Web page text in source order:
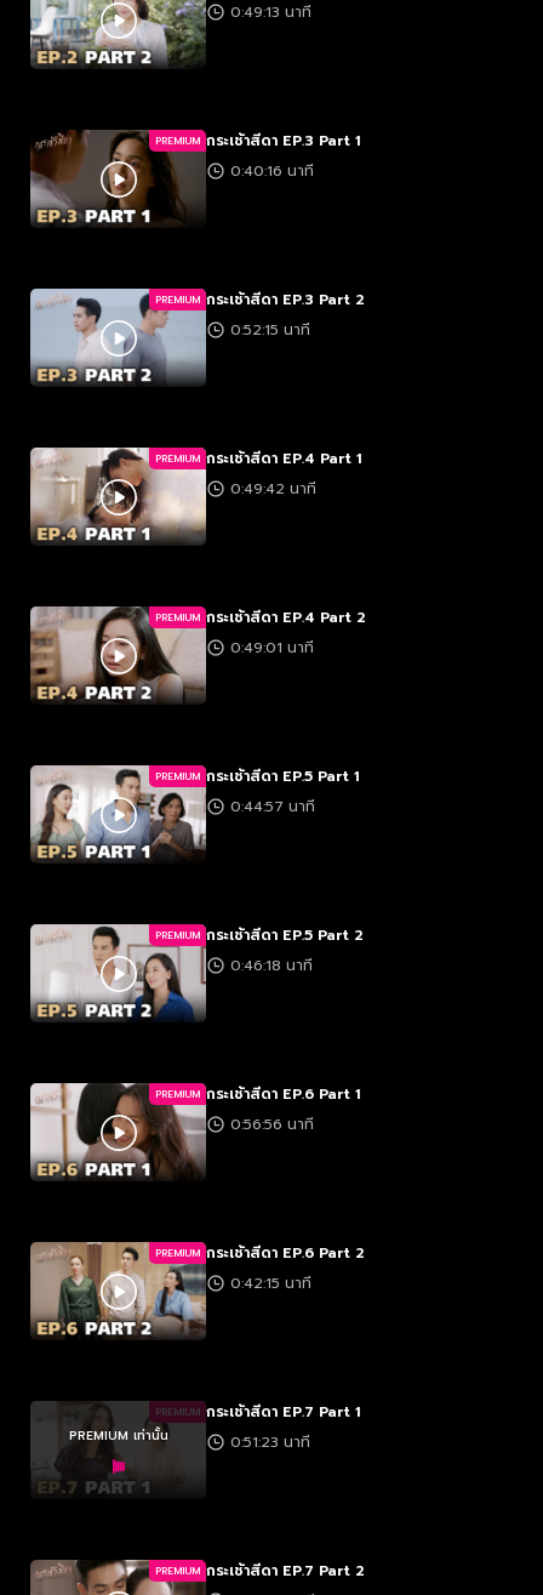
0:49:13 นาที
PREMIUM กระเช้าสีดา EP.3 Part 1
0:40:16 นาที
PREMIUM กระเช้าสีดา EP.3 Part 2
0:52:15 นาที
PREMIUM กระเช้าสีดา EP.4 Part 1
0:49:42 นาที
PREMIUM กระเช้าสีดา EP.4 Part 2
0:49:01 นาที
PREMIUM กระเช้าสีดา EP.5 Part 1
0:44:57 นาที
PREMIUM กระเช้าสีดา EP.5 Part 2
0:46:18 นาที
PREMIUM กระเช้าสีดา EP.6 Part 1
0:56:56 นาที
PREMIUM กระเช้าสีดา EP.6 Part 2
0:42:15 นาที
PREMIUM
PREMIUM เท่านั้น
กระเช้าสีดา EP.7 Part 1
0:51:23 นาที
PREMIUM กระเช้าสีดา EP.7 Part 2